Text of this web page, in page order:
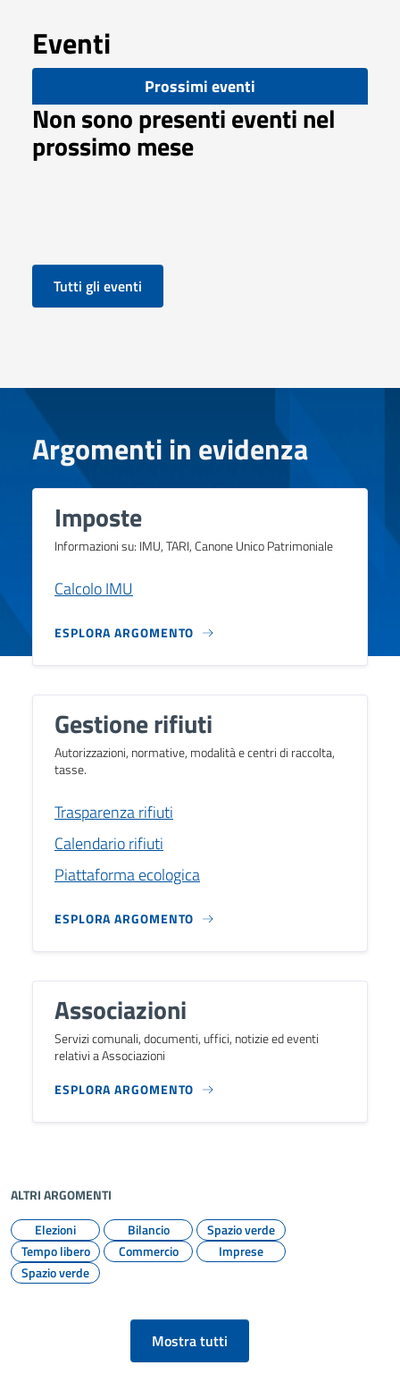
Eventi
Prossimi eventi
Non sono presenti eventi nel
prossimo mese
Tutti gli eventi
Argomenti in evidenza
Imposte
Informazioni su: IMU, TARI, Canone Unico Patrimoniale
Calcolo IMU
ESPLORA ARGOMENTO
Gestione rifiuti
Autorizzazioni, normative, modalità e centri di raccolta,
tasse.
Trasparenza rifiuti
Calendario rifiuti
Piattaforma ecologica
ESPLORA ARGOMENTO
Associazioni
Servizi comunali, documenti, uffici, notizie ed eventi
relativi a Associazioni
ESPLORA ARGOMENTO
ALTRI ARGOMENTI
Elezioni
Bilancio
Spazio verde
Tempo libero
Commercio
Imprese
Spazio verde
Mostra tutti